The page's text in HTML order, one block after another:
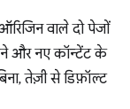
वाले दो पेजों
और नए कॉन्टेंट के
तेज़ी से डिफ़ॉल्ट